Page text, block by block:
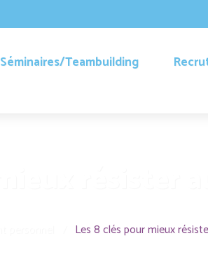
Séminaires/Teambuilding
Les 8 clés pour mieux